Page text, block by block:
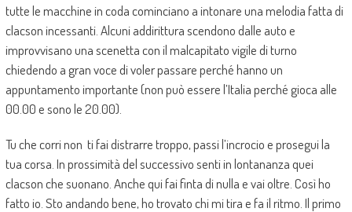
tutte le macchine in coda cominciano a intonare una melodia fatta di
clacson incessanti. Alcuni addirittura scendono dalle auto e
improvvisano una scenetta con il malcapitato vigile di turno
chiedendo a gran voce di voler passare perché hanno un
appuntamento importante (non può essere l’Italia perché gioca alle
00.00 e sono le 20.00).
Tu che corri non ti fai distrarre troppo, passi l’incrocio e prosegui la
tua corsa. In prossimità del successivo senti in lontananza quei
clacson che suonano. Anche qui fai finta di nulla e vai oltre. Così ho
fatto io. Sto andando bene, ho trovato chi mi tira e fa il ritmo. Il primo